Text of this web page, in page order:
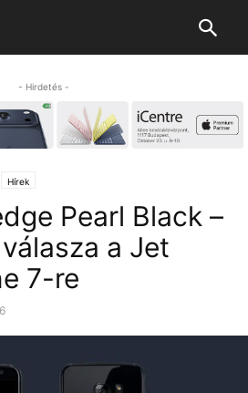
- Hirdetés -
Hírek
Pearl Black –
a Jet
7-re